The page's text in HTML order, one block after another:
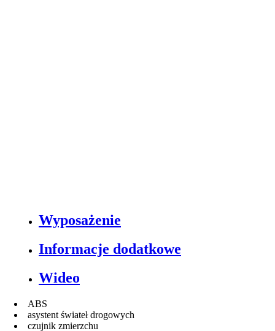
Wyposażenie
Informacje dodatkowe
Wideo
ABS
asystent świateł drogowych
czujnik zmierzchu